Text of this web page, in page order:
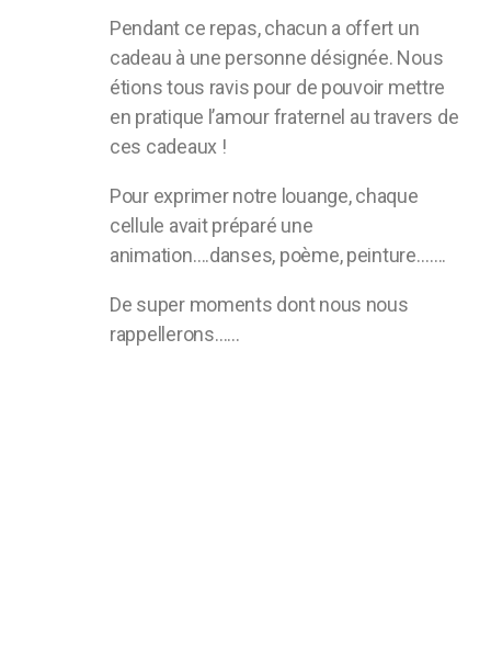
Pendant ce repas, chacun a offert un
cadeau à une personne désignée. Nous
étions tous ravis pour de pouvoir mettre
en pratique l’amour fraternel au travers de
ces cadeaux !
Pour exprimer notre louange, chaque
cellule avait préparé une
animation….danses, poème, peinture…….
De super moments dont nous nous
rappellerons……